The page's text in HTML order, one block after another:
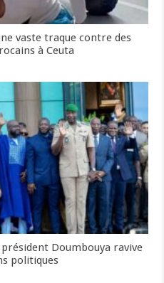
vaste traque contre des
à Ceuta
président Doumbouya ravive
politiques